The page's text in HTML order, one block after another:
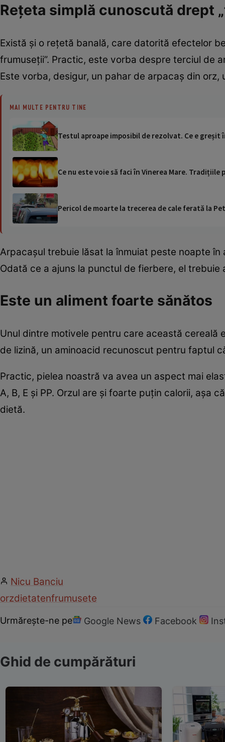
Rețeta simplă cunoscută drept
Există și o rețetă banală, care datorită efectelor
frumuseții”. Practic, este vorba despre terciul de
Este vorba, desigur, un pahar de arpacaș din
MAI MULTE PENTRU TINE
Testul aproape imposibil de rezolvat. Ce e greșit
Ce nu este voie să faci în Vinerea Mare.
Pericol de moarte la trecerea de cale ferată la
Arpacașul trebuie lăsat la înmuiat peste noapte
Odată ce a ajuns la punctul de fierbere, el
Este un aliment foarte sănătos
Unul dintre motivele pentru care această
de lizină, un aminoacid recunoscut pentru faptul
Practic, pielea noastră va avea un aspect mai
A, B, E și PP. Orzul are și foarte puțin calorii, așa
dietă.
Nicu Banciu
orzdietatenfrumusete
Urmărește-ne pe Google News Facebook
Ghid de cumpărături